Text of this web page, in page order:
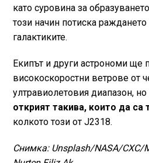
като суровина за
този начин потиска
галактиките.
Екипът и други астрономи ще
високоскоростни ветрове от
ултравиолетовия диапазон, но
открият такива, които да са
колкото този от J2318.
Снимка: Unsplash/NASA/CXC/